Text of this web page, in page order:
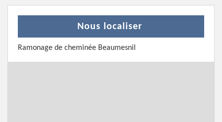
Nous localiser
Ramonage de cheminée Beaumesnil